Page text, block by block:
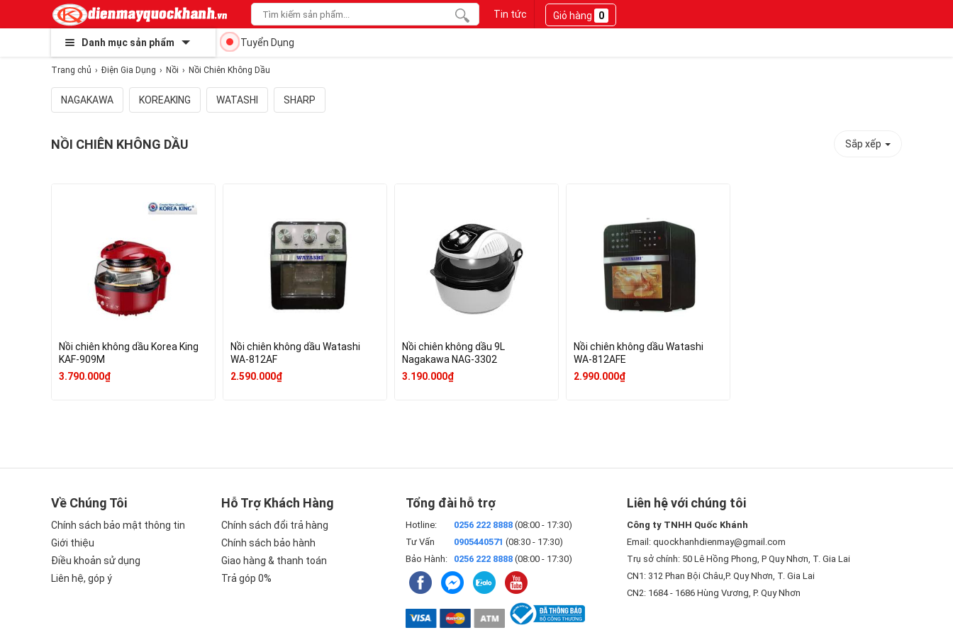
Tin tức Giỏ hàng 0
Danh mục sản phẩm Tuyển Dụng
Trang chủ Điện Gia Dụng Nồi Nồi Chiên Không Dầu
NAGAKAWA KOREAKING WATASHI SHARP
NỒI CHIÊN KHÔNG DẦU Sắp xếp
Nồi chiên không dầu Korea King
KAF-909M
3.790.000₫
Nồi chiên không dầu Watashi
WA-812AF
2.590.000₫
Nồi chiên không dầu 9L
Nagakawa NAG-3302
3.190.000₫
Nồi chiên không dầu Watashi
WA-812AFE
2.990.000₫
Về Chúng Tôi
Chính sách bảo mật thông tin
Giới thiệu
Điều khoản sử dụng
Liên hệ, góp ý
Hỗ Trợ Khách Hàng
Chính sách đổi trả hàng
Chính sách bảo hành
Giao hàng & thanh toán
Trả góp 0%
Tổng đài hỗ trợ
Hotline: 0256 222 8888 (08:00 - 17:30)
Tư Vấn
0905440571 (08:30 - 17:30)
Bảo Hành:
0256 222 8888 (08:00 - 17:30)
Liên hệ với chúng tôi
Công ty TNHH Quốc Khánh
Email: quockhanhdienmay@gmail.com
Trụ sở chính: 50 Lê Hồng Phong, P Quy Nhơn, T. Gia Lai
CN1: 312 Phan Bội Châu,P. Quy Nhơn, T. Gia Lai
CN2: 1684 - 1686 Hùng Vương, P. Quy Nhơn